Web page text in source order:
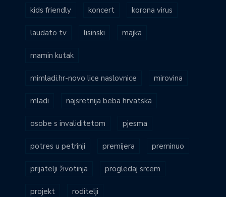
kids friendly koncert korona virus
laudato tv lisinski majka
mamin kutak
mimladi.hr-novo lice naslovnice mirovina
mladi najsretnija beba hrvatska
osobe s invaliditetom pjesma
potres u petrinji premijera preminuo
prijatelji životinja progledaj srcem
projekt roditelji